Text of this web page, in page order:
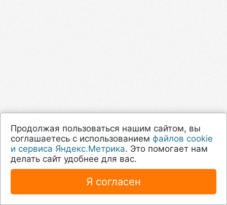
Продолжая пользоваться нашим сайтом, вы
соглашаетесь с использованием файлов cookie
и сервиса Яндекс.Метрика. Это помогает нам
делать сайт удобнее для вас.
Я согласен